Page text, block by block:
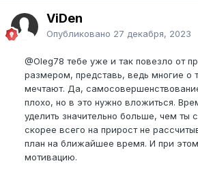
ViDen
Опубликовано 27 декабря, 2023
@Oleg78 тебе уже и так повезло от
размером, представь, ведь многие о
мечтают. Да,
плохо, но в это нужно вложиться.
уделить значительно больше, чем ты
скорее всего на прирост не
план на ближайшее время. И при
мотивацию.